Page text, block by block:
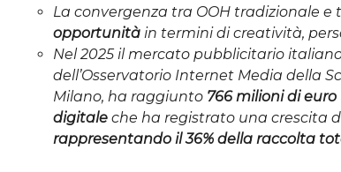
La convergenza tra OOH tradizionale
opportunità in termini di creatività,
Nel 2025 il mercato pubblicitario
dell’Osservatorio Internet Media della
Milano, ha raggiunto 766 milioni di euro
digitale che ha registrato una crescita
rappresentando il 36% della raccolta